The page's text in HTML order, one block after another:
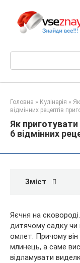
вмісту
Головна » Кулінарія »
відмінних рецептів
Як
6 відмінних
Зміст
Яєчня на
дитячому садку чи
омлет. Причому
млинець, а саме
відламувати